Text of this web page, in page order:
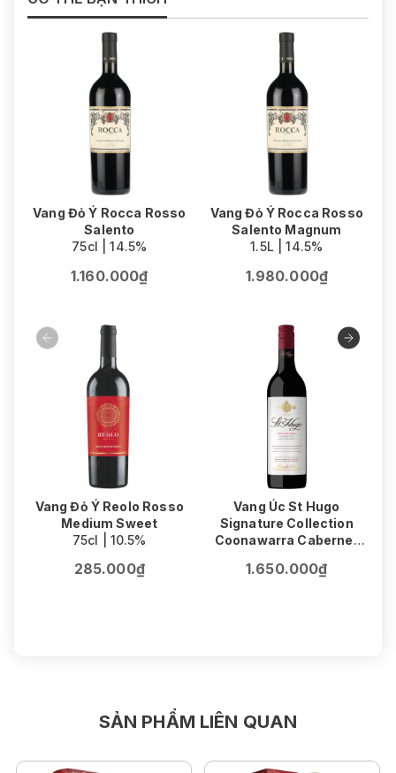
Vang Đỏ Ý Rocca Rosso
Salento
75cl | 14.5%
1.160.000₫
Vang Đỏ Ý Rocca Rosso
Salento Magnum
1.5L | 14.5%
1.980.000₫
Vang Đỏ Ý Reolo Rosso
Medium Sweet
75cl | 10.5%
285.000₫
Vang Úc St Hugo
Signature Collection
Coonawarra Cabernet
75cl | 14.5%
1.650.000₫
SẢN PHẨM LIÊN QUAN